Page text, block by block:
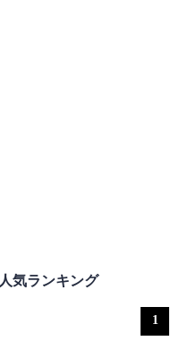
人気ランキング
1